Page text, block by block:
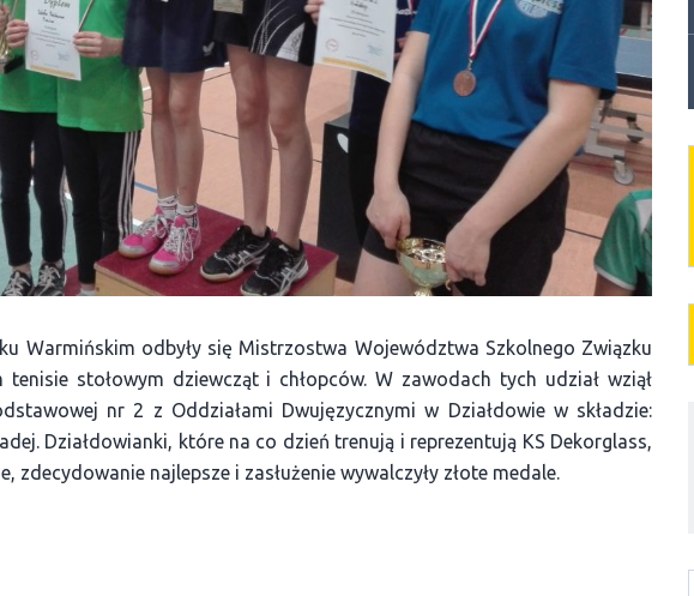
Warmińskim odbyły się Mistrzostwa Województwa Szkolnego Związku
stołowym dziewcząt i chłopców. W zawodach tych udział wziął
nr 2 z Oddziałami Dwujęzycznymi w Działdowie w składzie:
Działdowianki, które na co dzień trenują i reprezentują KS Dekorglass,
zdecydowanie najlepsze i zasłużenie wywalczyły złote medale.